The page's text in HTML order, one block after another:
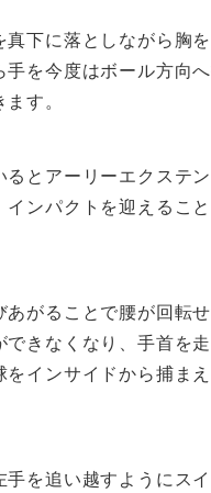
真下に落としながら胸
を今度はボール方向
す。
るとアーリーエクステ
インパクトを迎えるこ
あがることで腰が回転
できなくなり、手首を
をインサイドから捕ま
手を追い越すようにス